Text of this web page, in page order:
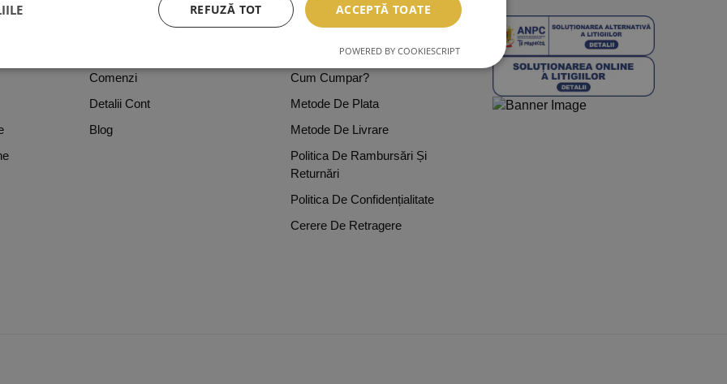
SERVICII CLIENTI
Comenzi
Detalii Cont
Blog
INFO LEGAL
Termeni Si Conditii
Cum Cumpar?
Metode De Plata
Metode De Livrare
Politica De Rambursări Și
Returnări
Politica De Confidențialitate
Cerere De Retragere
ACCEPTĂ TOATE
REFUZĂ TOT
POWERED BY COOKIESCRIPT